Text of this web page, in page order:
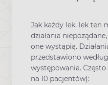
Jak każdy lek, lek ten
działania
one wystąpią.
przedstawiono
występowania.
na 10 pacjentów):